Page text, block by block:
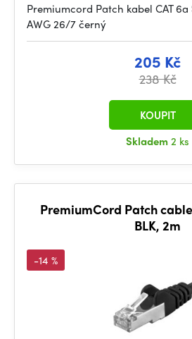
Premiumcord Patch kabel CAT 6a
AWG 26/7 černý
205 Kč
238 Kč
Skladem2 ks
KOUPIT
PremiumCord Patch
BLK, 2m
-14 %